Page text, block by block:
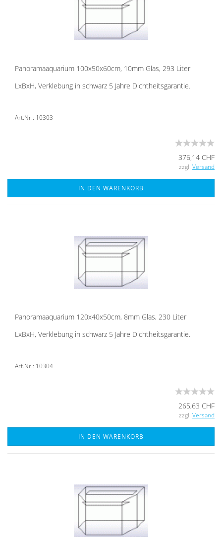
Pan­ora­ma­aqua­ri­um 100x50x60cm, 10mm Glas, 293 Liter
LxBxH, Ver­kle­bung in schwarz 5 Jahre Dicht­heits­ga­ran­tie.
Art.Nr.: 10303
376,14 CHF
zzgl. Versand
IN DEN WARENKORB
Pan­ora­ma­aqua­ri­um 120x40x50cm, 8mm Glas, 230 Liter
LxBxH, Ver­kle­bung in schwarz 5 Jahre Dicht­heits­ga­ran­tie.
Art.Nr.: 10304
265,63 CHF
zzgl. Versand
IN DEN WARENKORB